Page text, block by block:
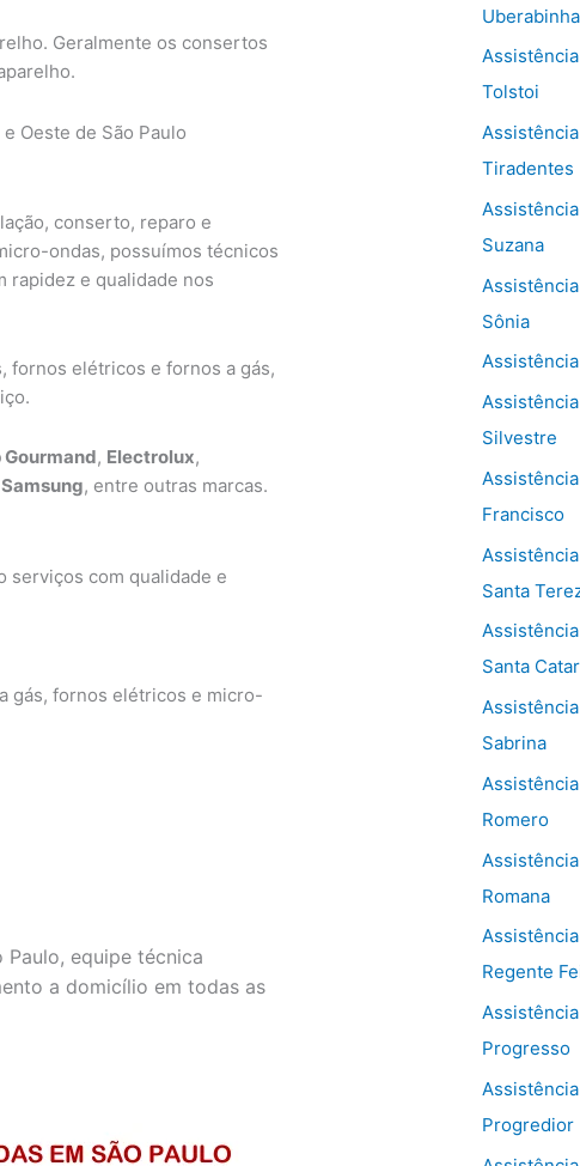
Geralmente os consertos
Oeste de São Paulo
conserto, reparo e
ondas, possuímos técnicos
rapidez e qualidade nos
fornos elétricos e fornos a gás,
, Electrolux,
Samsung, entre outras marcas.
serviços com qualidade e
gás, fornos elétricos e micro-
equipe técnica
a domicílio em todas as
Uberabinha
Tolstoi
Tiradentes
Suzana
Sônia
Silvestre
Francisco
Santa
Santa
Sabrina
Romero
Romana
Regente
Progresso
Progredior